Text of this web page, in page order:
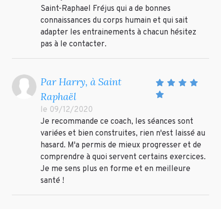
Saint-Raphael Fréjus qui a de bonnes
connaissances du corps humain et qui sait
adapter les entrainements à chacun hésitez
pas à le contacter.
Par Harry, à Saint
Raphaël
le 09/12/2020
Je recommande ce coach, les séances sont
variées et bien construites, rien n'est laissé au
hasard. M'a permis de mieux progresser et de
comprendre à quoi servent certains exercices.
Je me sens plus en forme et en meilleure
santé !